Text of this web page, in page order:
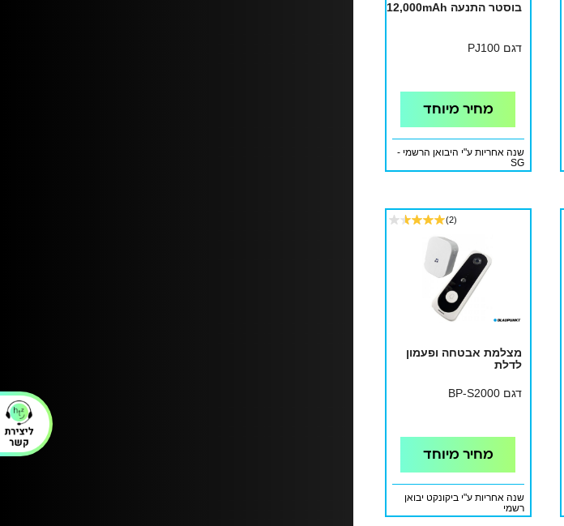
בוסטר התנעה 12,000mAh
דגם PJ100
מחיר מיוחד
שנה אחריות ע"י היבואן הרשמי -
SG
(2)
מצלמת אבטחה ופעמון
לדלת
דגם BP-S2000
מחיר מיוחד
שנה אחריות ע"י ביקונקט יבואן
רשמי